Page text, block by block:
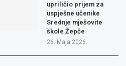
upriličio prijem za
uspješne učenike
Srednje mješovite
škole Žepče
26. Maja 2026.